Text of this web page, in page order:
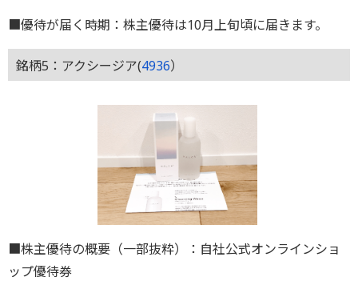
■優待が届く時期：株主優待は10月上旬頃に届きます。
銘柄5：アクシージア(4936）
■株主優待の概要（一部抜粋）：自社公式オンラインショ
ップ優待券